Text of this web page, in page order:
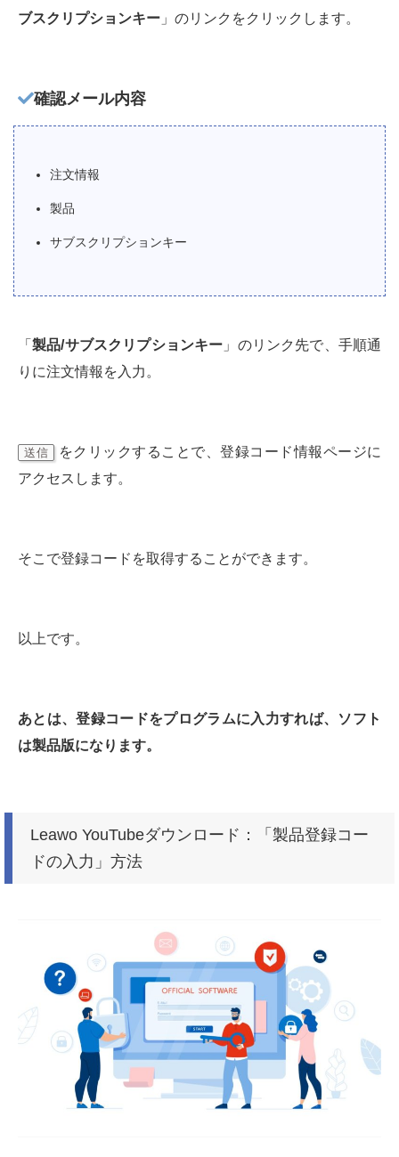
ブスクリプションキー 」のリンクをクリックします。
確認メール内容
注文情報
製品
サブスクリプションキー
「製品/サブスクリプションキー 」のリンク先で、手順通
りに注文情報を入力。
送信
をクリックすることで、登録コード情報ページに
アクセスします。
そこで登録コードを取得することができます。
以上です。
あとは、登録コードをプログラムに入力すれば、ソフト
は製品版になります。
Leawo YouTubeダウンロード：「製品登録コー
ドの入力」方法